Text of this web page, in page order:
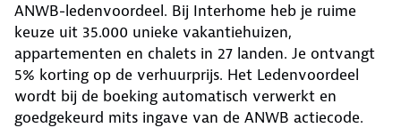
ANWB-ledenvoordeel. Bij Interhome heb je ruime
keuze uit 35.000 unieke vakantiehuizen,
appartementen en chalets in 27 landen. Je ontvangt
5% korting op de verhuurprijs. Het Ledenvoordeel
wordt bij de boeking automatisch verwerkt en
goedgekeurd mits ingave van de ANWB actiecode.